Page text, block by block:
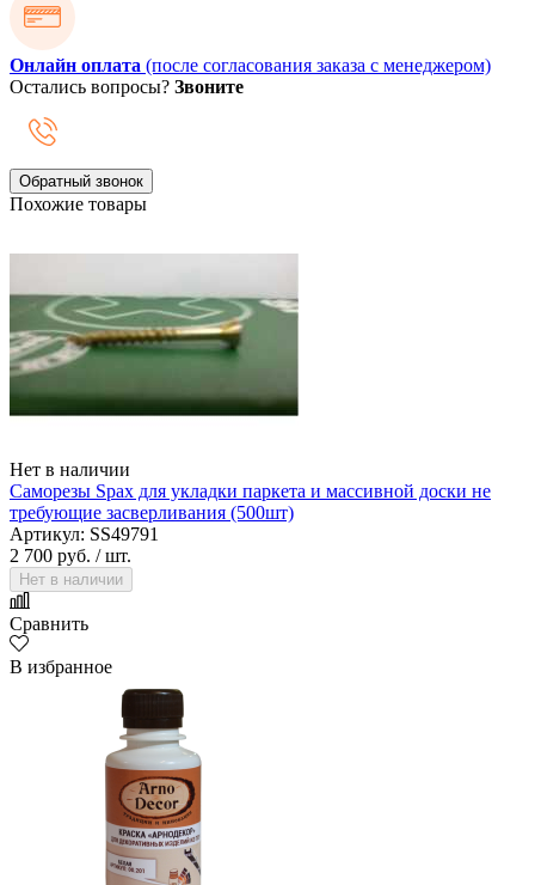
Онлайн оплата (после согласования заказа с менеджером)
Остались вопросы? Звоните
Обратный звонок
Похожие товары
Нет в наличии
Саморезы Spax для укладки паркета и массивной доски не
требующие засверливания (500шт)
Артикул: SS49791
2 700 руб. / шт.
Нет в наличии
Сравнить
В избранное